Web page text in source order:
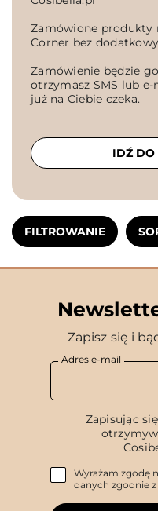
FILTROWANIE
Zamówione produkty
Corner bez
Zamówienie będzie
otrzymasz SMS lub
już na Ciebie czeka.
IDŹ DO
Zapisz się i
Adres e-mail
Zapisując
Wyrażam zgodę
danych zgodnie z